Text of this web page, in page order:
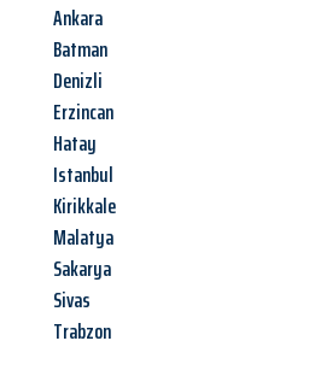
Ankara
Batman
Denizli
Erzincan
Hatay
Istanbul
Kirikkale
Malatya
Sakarya
Sivas
Trabzon